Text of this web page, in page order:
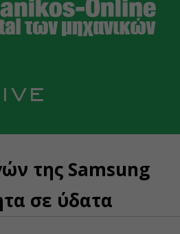
της Samsung
σε ύδατα